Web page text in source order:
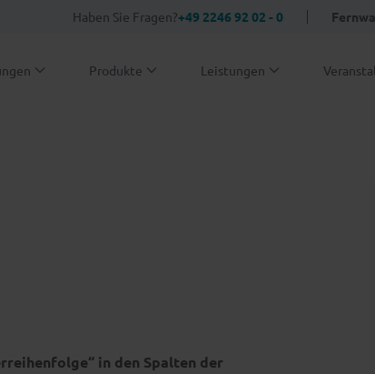
Haben Sie Fragen?+49 2246 92 02 - 0
Produkte Leistungen
in den Spalten der